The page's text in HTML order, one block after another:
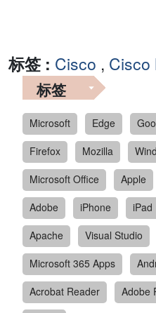
标签 : Cisco , Cisco
标签
Microsoft Edge
Firefox
Mozilla
Microsoft Office
Apple
Adobe
iPhone iPad
Apache
Visual Studio
Microsoft 365 Apps
Acrobat Reader
Adobe